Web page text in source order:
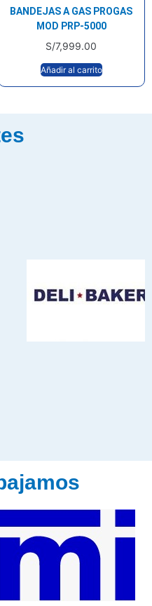
BANDEJAS A GAS PROGAS
MOD PRP-5000
S/7,999.00
Añadir al carrito